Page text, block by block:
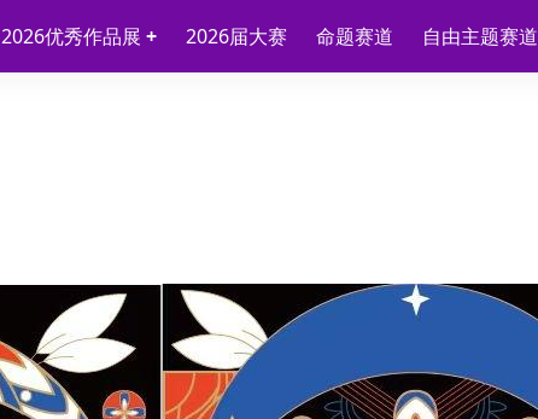
2026优秀作品展 2026届大赛 命题赛道 自由主题赛道